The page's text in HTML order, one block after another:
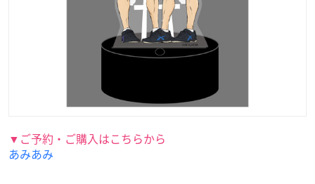
▼ご予約・ご購入はこちらから
あみあみ